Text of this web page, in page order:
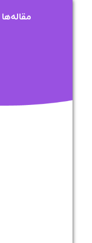
مقاله‌ها